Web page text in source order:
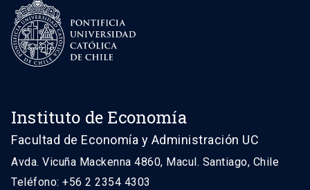
Instituto de Economía
Facultad de Economía y Administración UC
Avda. Vicuña Mackenna 4860, Macul. Santiago, Chile
Teléfono: +56 2 2354 4303